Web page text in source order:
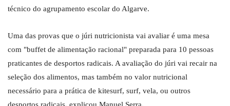
técnico do agrupamento escolar do Algarve.
Uma das provas que o júri nutricionista vai avaliar é uma mesa
com "buffet de alimentação racional" preparada para 10 pessoas
praticantes de desportos radicais. A avaliação do júri vai recair na
seleção dos alimentos, mas também no valor nutricional
necessário para a prática de kitesurf, surf, vela, ou outros